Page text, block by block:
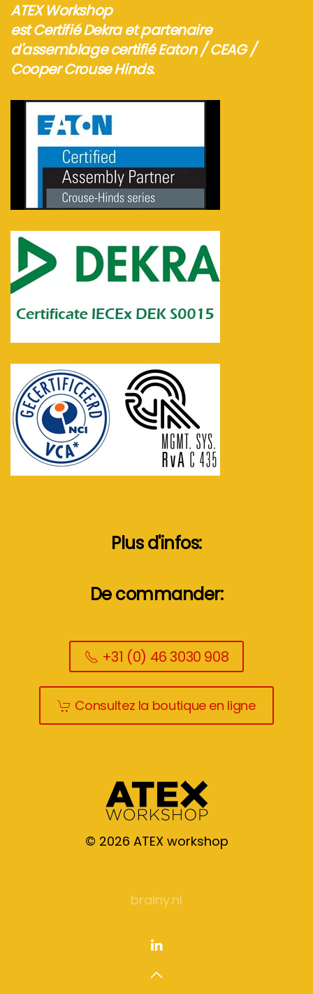
ATEX Workshop
est Certifié Dekra et partenaire
d'assemblage certifié Eaton / CEAG /
Cooper Crouse Hinds.
Plus d'infos:
De commander:
+31 (0) 46 3030 908
Consultez la boutique en ligne
© 2026 ATEX workshop
brainy.nl